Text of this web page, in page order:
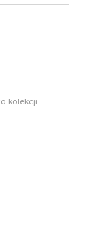
kolekcji